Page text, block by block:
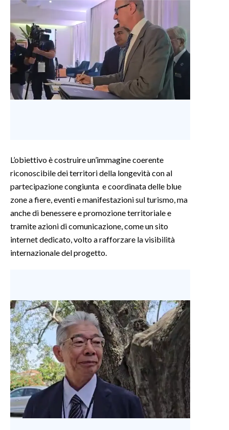
3 MINUTI CON
INSULARITÀ
INFO AZIENDE
ABBONATI
L’obiettivo è costruire un’immagine coerente
riconoscibile dei territori della longevità con al
partecipazione congiunta e coordinata delle blue
zone a fiere, eventi e manifestazioni sul turismo, ma
anche di benessere e promozione territoriale e
tramite azioni di comunicazione, come un sito
internet dedicato, volto a rafforzare la visibilità
internazionale del progetto.